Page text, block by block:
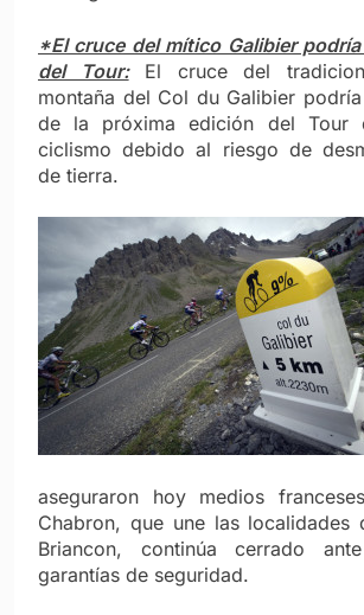
*El cruce del mítico Galibier
del Tour:El cruce del
montaña del Col du Galibier
de la próxima edición del Tour
ciclismo debido al riesgo de
de tierra.
aseguraron hoy medios
Chabron, que une las localidades
Briancon, continúa cerrado
garantías de seguridad.